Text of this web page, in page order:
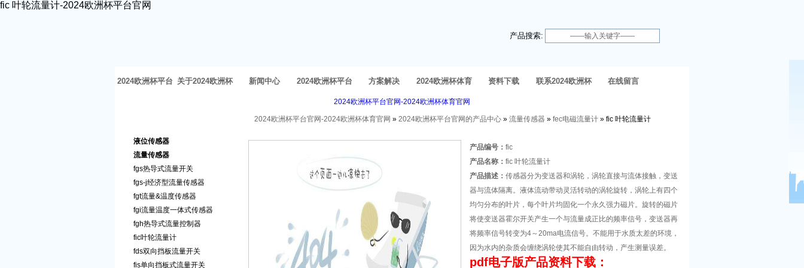
fic 叶轮流量计-2024欧洲杯平台官网
产品搜索:
2024欧洲杯平台
体育官网
关于2024欧洲杯 新闻中心 2024欧洲杯平台 方案解决 2024欧洲杯体育 资料下载 联系2024欧洲杯 在线留言
2024欧洲杯平台官网-2024欧洲杯体育官网
中心
液位传感器
流量传感器
fgs热导式流量开关
fgs-j经济型流量传感器
fgt流量&温度传感器
fgi流量温度一体式传感器
fgh热导式流量控制器
fic叶轮流量计
fds双向挡板流量开关
fis单向挡板式流量开关
2024欧洲杯平台官网-2024欧洲杯体育官网 » 2024欧洲杯平台官网的产品中心 » 流量传感器 » fec电磁流量计 » fic 叶轮流量计
产品编号： fic
产品名称： fic 叶轮流量计
产品描述： 传感器分为变送器和涡轮，涡轮直接与流体接触，变送
器与流体隔离。液体流动带动灵活转动的涡轮旋转，涡轮上有四个
均匀分布的叶片，每个叶片均固化一个永久强力磁片。旋转的磁片
将使变送器霍尔开关产生一个与流量成正比的频率信号，变送器再
将频率信号转变为4～20ma电流信号。不能用于水质太差的环境，
因为水内的杂质会缠绕涡轮使其不能自由转动，产生测量误差。
pdf电子版产品资料下载：